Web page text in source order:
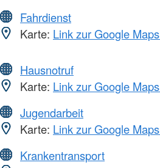
Fahrdienst
Karte: Link zur Google
Hausnotruf
Karte: Link zur Google
Jugendarbeit
Karte: Link zur Google
Krankentransport